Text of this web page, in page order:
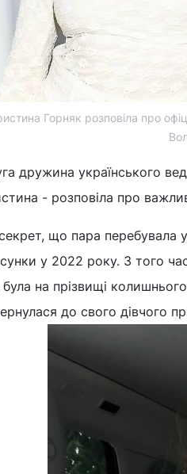
Горняк розповіла про
дружина українського
- розповіла про
що пара перебувала
у 2022 року. З того
була на прізвищі
до свого дівчого